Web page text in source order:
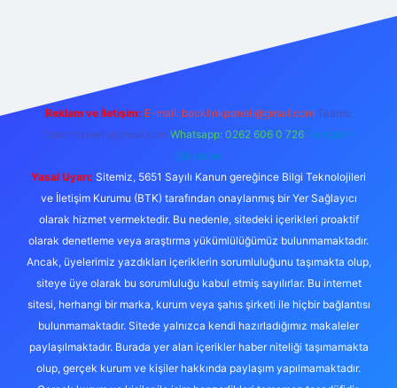
Reklam ve İletişim: E-mail: backlinkpaneli@gmail.com Teams:
forumhizmeti@gmail.com Whatsapp: 0262 606 0 726 Telegram:
@karabul
Yasal Uyarı: Sitemiz, 5651 Sayılı Kanun gereğince Bilgi Teknolojileri
ve İletişim Kurumu (BTK) tarafından onaylanmış bir Yer Sağlayıcı
olarak hizmet vermektedir. Bu nedenle, sitedeki içerikleri proaktif
olarak denetleme veya araştırma yükümlülüğümüz bulunmamaktadır.
Ancak, üyelerimiz yazdıkları içeriklerin sorumluluğunu taşımakta olup,
siteye üye olarak bu sorumluluğu kabul etmiş sayılırlar. Bu internet
sitesi, herhangi bir marka, kurum veya şahıs şirketi ile hiçbir bağlantısı
bulunmamaktadır. Sitede yalnızca kendi hazırladığımız makaleler
paylaşılmaktadır. Burada yer alan içerikler haber niteliği taşımamakta
olup, gerçek kurum ve kişiler hakkında paylaşım yapılmamaktadır.